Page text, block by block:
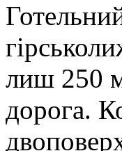
лиш 250
дорога.